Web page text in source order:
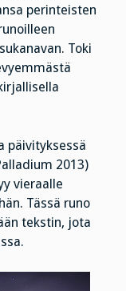
perinteisten
Toki
päivityksessä
2013)
vieraalle
Tässä runo
tekstin, jota